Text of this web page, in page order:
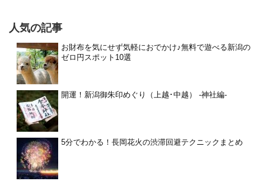
人気の記事
お財布を気にせず気軽におでかけ♪無料で遊べる新潟の
ゼロ円スポット10選
開運！新潟御朱印めぐり（上越･中越） -神社編-
5分でわかる！長岡花火の渋滞回避テクニックまとめ